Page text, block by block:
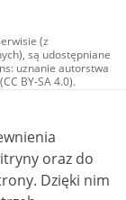
(z
są udostępniane
uznanie autorstwa
BY-SA 4.0).
materiały
licencji typu
użycie
4.0 (CC BY-
inaczej.
oraz do
nim